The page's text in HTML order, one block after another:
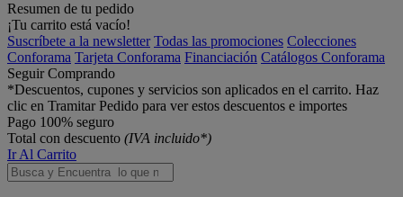
Resumen de tu pedido
¡Tu carrito está vacío!
Suscríbete a la newsletter Todas las promociones Colecciones
Conforama Tarjeta Conforama Financiación Catálogos Conforama
Seguir Comprando
*Descuentos, cupones y servicios son aplicados en el carrito. Haz
clic en Tramitar Pedido para ver estos descuentos e importes
Pago 100% seguro
Total con descuento (IVA incluido*)
Ir Al Carrito